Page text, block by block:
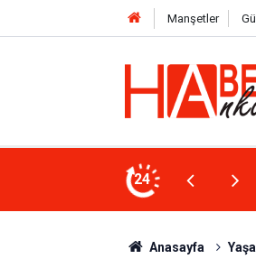
Manşetler
24
2026! Bayram Primi, Erzak Yardımı
Anasayfa